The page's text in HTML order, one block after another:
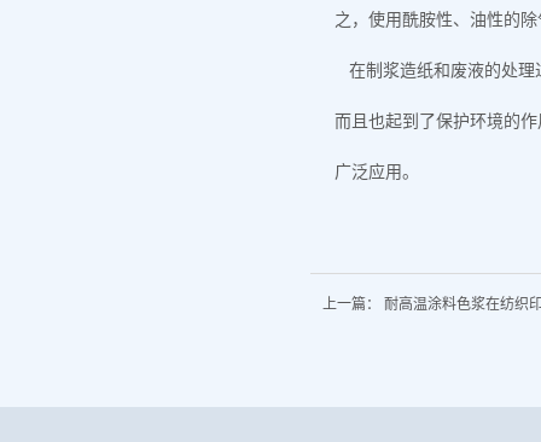
之，使用酰胺性、油性的
在制浆造纸和废液的处理
而且也起到了保护环境的
广泛应用。
上一篇： 耐高温涂料色浆在纺织